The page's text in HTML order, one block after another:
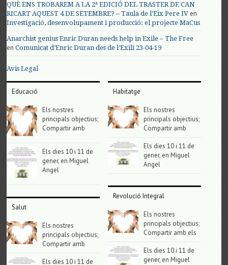
QUÈ ENS TROBAREM A LA 2ª EDICIÓ DEL TRASTER DE CAN
RICART AQUEST 4 DE SETEMBRE? – Taula de l'Eix Pere IV en
Investigació, desenvolupament i producció: el projecte MaCus
Anarchist genius Enric Duran needs help in Exile – The Free
enComunicat d’Enric Duran des de l’Exili 23-04-19
Avis Legal
Educació
Els nostres
principals objectius;
Compartir amb
Els dies 10 i 11 de
gener, en Miguel
Angel
Salut
Els nostres
principals objectius;
Compartir amb
Els dies 10 i 11 de
Habitatge
Els nostres
principals objectius;
Compartir amb
Els dies 10 i 11 de
gener, en Miguel
Angel
Revolució Integral
Els nostres
principals objectius;
Compartir amb els
Els dies 10 i 11 de
gener, en Miguel